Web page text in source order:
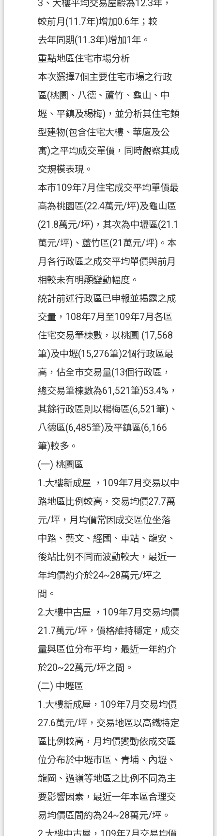
3、大樓平均交易屋齡為12.3年，
較前月(11.7年)增加0.6年；較
去年同期(11.3年)增加1年。
重點地區住宅市場分析
本次選擇7個主要住宅市場之行政
區(桃園、八德、蘆竹、龜山、中
壢、平鎮及楊梅)，並分析其住宅類
型建物(包含住宅大樓、華廈及公
寓)之平均成交單價，同時觀察其成
交規模表現。
本市109年7月住宅成交平均單價最
高為桃園區(22.4萬元/坪)及龜山區
(21.8萬元/坪)，其次為中壢區(21.1
萬元/坪)、蘆竹區(21萬元/坪)。本
月各行政區之成交平均單價與前月
相較未有明顯變動幅度。
統計前述行政區已申報並揭露之成
交量，108年7月至109年7月各區
住宅交易筆棟數，以桃園 (17,568
筆)及中壢(15,276筆)2個行政區最
高，佔全市交易量(13個行政區，
總交易筆棟數為61,521筆)53.4%，
其餘行政區則以楊梅區(6,521筆)、
八德區(6,485筆)及平鎮區(6,166
筆)較多。
(一) 桃園區
1.大樓新成屋 ，109年7月交易以中
路地區比例較高，交易均價27.7萬
元/坪，月均價常因成交區位坐落
中路、藝文、經國、車站、龍安、
後站比例不同而波動較大，最近一
年均價約介於24~28萬元/坪之
間。
2.大樓中古屋 ，109年7月交易均價
21.7萬元/坪，價格維持穩定，成交
量與區位分布平均，最近一年約介
於20~22萬元/坪之間。
(二) 中壢區
1.大樓新成屋，109年7月交易均價
27.6萬元/坪，交易地區以高鐵特定
區比例較高，月均價變動依成交區
位分布於中壢市區、青埔、內壢、
龍岡、過嶺等地區之比例不同為主
要影響因素，最近一年本區合理交
易均價區間約為24~28萬元/坪。
2.大樓中古屋，109年7月交易均價